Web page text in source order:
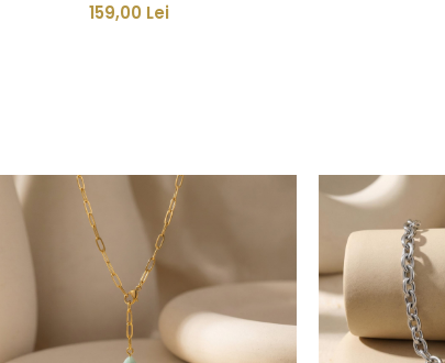
159,00 Lei